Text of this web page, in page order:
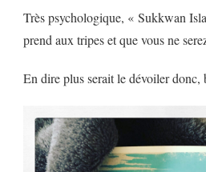
Très psychologique, « Sukkwan
prend aux tripes et que vous ne
En dire plus serait le dévoiler donc,